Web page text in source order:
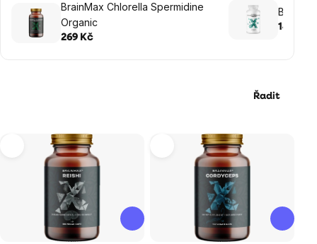
BrainMax Chlorella Spermidine
Organic
269 Kč
149 Kč
Řadit
produktů